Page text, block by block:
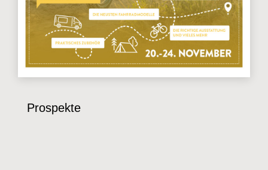
Prospekte